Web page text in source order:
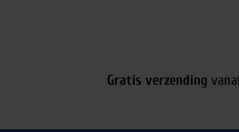
Gratis verzending